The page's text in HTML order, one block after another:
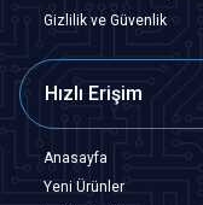
Gizlilik ve Güvenlik
Hızlı Erişim
Anasayfa
Yeni Ürünler